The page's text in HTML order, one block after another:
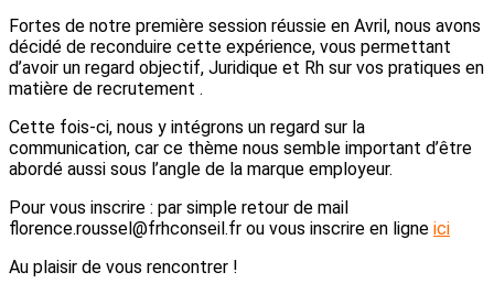
Fortes de notre première session réussie en Avril, nous avons
décidé de reconduire cette expérience, vous permettant
d’avoir un regard objectif, Juridique et Rh sur vos pratiques en
matière de recrutement .
Cette fois-ci, nous y intégrons un regard sur la
communication, car ce thème nous semble important d’être
abordé aussi sous l’angle de la marque employeur.
Pour vous inscrire : par simple retour de mail
florence.roussel@frhconseil.fr ou vous inscrire en ligne ici
Au plaisir de vous rencontrer !